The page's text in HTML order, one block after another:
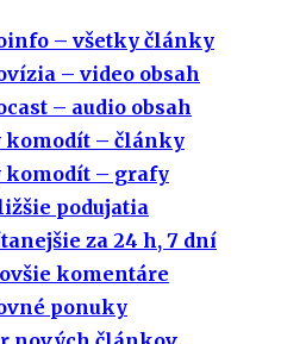
– všetky články
– video obsah
– audio obsah
komodít – články
komodít – grafy
podujatia
za 24 h, 7 dní
komentáre
ponuky